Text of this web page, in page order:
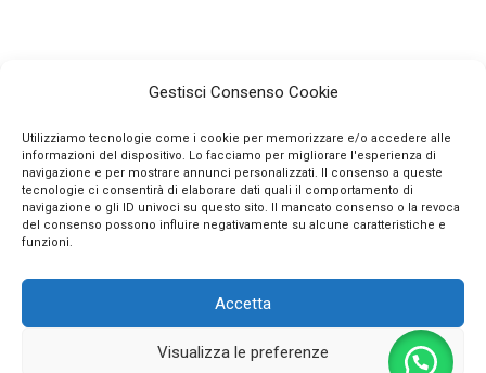
Gestisci Consenso Cookie
Utilizziamo tecnologie come i cookie per memorizzare e/o accedere alle
informazioni del dispositivo. Lo facciamo per migliorare l'esperienza di
navigazione e per mostrare annunci personalizzati. Il consenso a queste
tecnologie ci consentirà di elaborare dati quali il comportamento di
navigazione o gli ID univoci su questo sito. Il mancato consenso o la revoca
del consenso possono influire negativamente su alcune caratteristiche e
funzioni.
Accetta
Visualizza le preferenze
INFO
SEGUICI SUI SOCIAL